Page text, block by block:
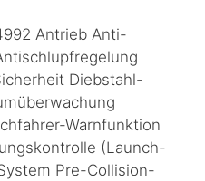
Antrieb Anti-
Diebstahl-
Warnfunktion
(Launch-
Pre-Collision-